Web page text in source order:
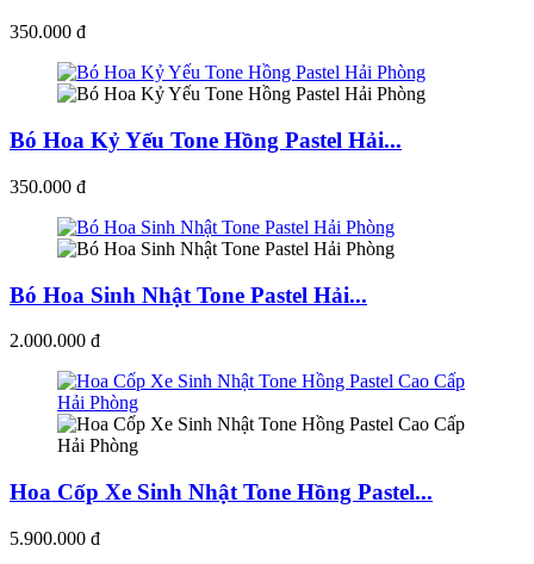
350.000 đ
Bó Hoa Kỷ Yếu Tone Hồng Pastel Hải...
350.000 đ
Bó Hoa Sinh Nhật Tone Pastel Hải...
2.000.000 đ
Hoa Cốp Xe Sinh Nhật Tone Hồng Pastel...
5.900.000 đ